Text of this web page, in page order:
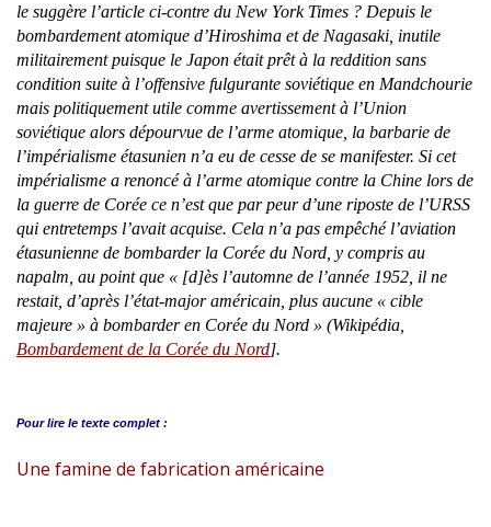
le suggère l’article ci-contre du New York Times ? Depuis le
bombardement atomique d’Hiroshima et de Nagasaki, inutile
militairement puisque le Japon était prêt à la reddition sans
condition suite à l’offensive fulgurante soviétique en Mandchourie
mais politiquement utile comme avertissement à l’Union
soviétique alors dépourvue de l’arme atomique, la barbarie de
l’impérialisme étasunien n’a eu de cesse de se manifester. Si cet
impérialisme a renoncé à l’arme atomique contre la Chine lors de
la guerre de Corée ce n’est que par peur d’une riposte de l’URSS
qui entretemps l’avait acquise. Cela n’a pas empêché l’aviation
étasunienne de bombarder la Corée du Nord, y compris au
napalm, au point que « [d]ès l’automne de l’année 1952, il ne
restait, d’après l’état-major américain, plus aucune « cible
majeure » à bombarder en Corée du Nord » (Wikipédia,
Bombardement de la Corée du Nord].
Pour lire le texte complet :
Une famine de fabrication américaine